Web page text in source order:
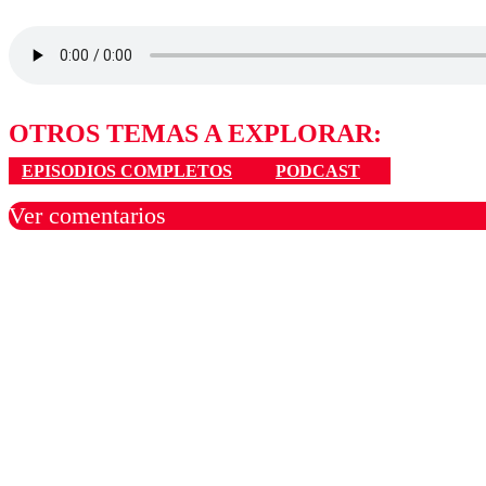
OTROS TEMAS A EXPLORAR:
EPISODIOS COMPLETOS PODCAST
Ver comentarios